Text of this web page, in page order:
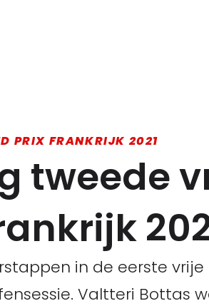
PRIX FRANKRIJK 2021
tweede
in de eerste
Valtteri Bottas